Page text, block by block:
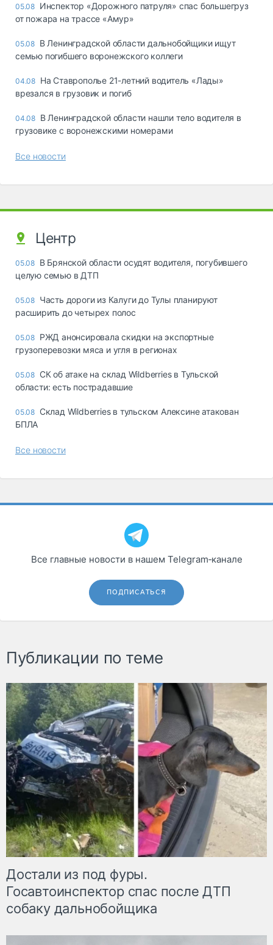
05.08 Инспектор «Дорожного патруля» спас большегруз
от пожара на трассе «Амур»
05.08 В Ленинградской области дальнобойщики ищут
семью погибшего воронежского коллеги
04.08 На Ставрополье 21-летний водитель «Лады»
врезался в грузовик и погиб
04.08 В Ленинградской области нашли тело водителя в
грузовике с воронежскими номерами
Все новости
Центр
05.08 В Брянской области осудят водителя, погубившего
целую семью в ДТП
05.08 Часть дороги из Калуги до Тулы планируют
расширить до четырех полос
05.08 РЖД анонсировала скидки на экспортные
грузоперевозки мяса и угля в регионах
05.08 СК об атаке на склад Wildberries в Тульской
области: есть пострадавшие
05.08 Склад Wildberries в тульском Алексине атакован
БПЛА
Все новости
Все главные новости в нашем Telegram‑канале
ПОДПИСАТЬСЯ
Публикации по теме
Достали из под фуры.
Госавтоинспектор спас после ДТП
собаку дальнобойщика